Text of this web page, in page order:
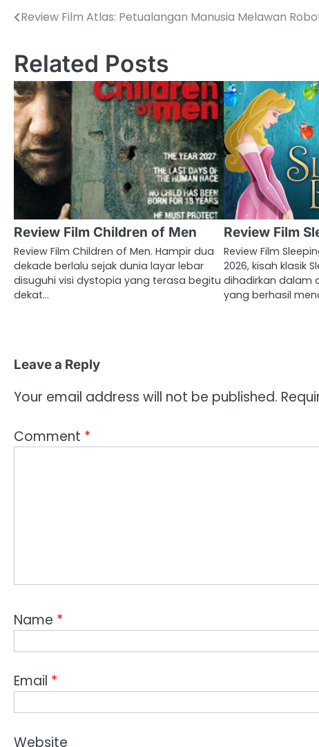
Post
Review Film Atlas: Petualangan Manusia Melawan
Related Posts
Review Film Children of Men
Review Film Children of Men. Hampir dua
dekade berlalu sejak dunia layar lebar
disuguhi visi dystopia yang terasa begitu
dekat…
Review Film
Review Film
2026, kisah klasik
dihadirkan dalam
yang berhasil
Leave a Reply
Your email address will not be published.
Comment *
Name *
Email *
Website